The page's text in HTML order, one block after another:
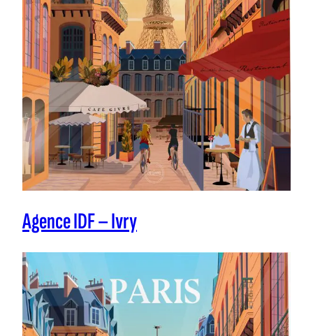
Agence IDF – Ivry